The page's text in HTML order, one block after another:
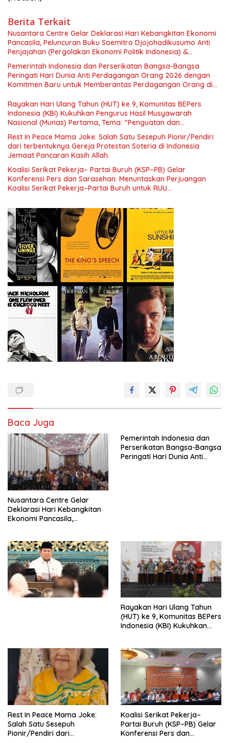
Berita Terkait
Nusantara Centre Gelar Deklarasi Hari Kebangkitan Ekonomi
Pancasila, Peluncuran Buku Soemitro Djojohadikusumo Anti
Penjajahan (Pergolakan Ekonomi Politik Indonesia) &
Simposium Nasional “Urgensi Undang-Undang Perekonomian
Nasional dan Kesejahteraan Sosial dalam Menata Bangsa
Menuju Indonesia Emas 2045”,
Pemerintah Indonesia dan Perserikatan Bangsa-Bangsa
Peringati Hari Dunia Anti Perdagangan Orang 2026 dengan
Komitmen Baru untuk Memberantas Perdagangan Orang di
Rayakan Hari Ulang Tahun (HUT) ke 9, Komunitas BEPers
Indonesia (KBI) Kukuhkan Pengurus Hasil Musyawarah
Nasional (Munas) Pertama, Tema: “Penguatan dan
Pengembangan Organisasi KBI yang Berbasis Riset di seluruh
Indonesia dan Mancanegara”.
Rest In Peace Mama Joke: Salah Satu Sesepuh Pionir/Pendiri
dari terbentuknya Gereja Protestan Soteria di Indonesia
Jemaat Pancaran Kasih Allah.
Koalisi Serikat Pekerja– Partai Buruh (KSP–PB) Gelar
Konferensi Pers dan Sarasehan: Menuntaskan Perjuangan
Koalisi Serikat Pekerja–Partai Buruh untuk RUU
Baca Juga
Nusantara Centre Gelar
Deklarasi Hari Kebangkitan
Ekonomi Pancasila,
Penjajahan (Pergolakan
Ekonomi Politik Indonesia) &
Simposium Nasional “Urgensi
Undang-Undang
Perekonomian Nasional dan
Kesejahteraan Sosial dalam
Pemerintah Indonesia dan
Perserikatan Bangsa-Bangsa
Peringati Hari Dunia Anti
Rayakan Hari Ulang Tahun
(HUT) ke 9, Komunitas BEPers
Indonesia (KBI) Kukuhkan
Tema: “Penguatan dan
Pengembangan Organisasi
KBI yang Berbasis Riset di
seluruh Indonesia dan
Mancanegara”.
Rest In Peace Mama Joke:
Salah Satu Sesepuh
Pionir/Pendiri dari
Koalisi Serikat Pekerja–
Partai Buruh (KSP–PB) Gelar
Konferensi Pers dan